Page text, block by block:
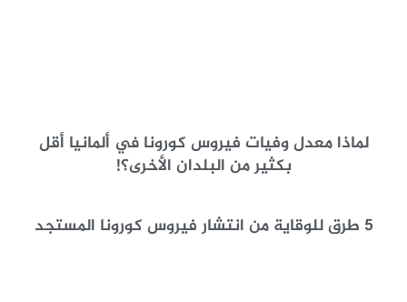
لماذا معدل وفيات فيروس كورونا في ألمانيا أقل
بكثير من البلدان الأخرى؟!
5 طرق للوقاية من انتشار فيروس كورونا المستجد